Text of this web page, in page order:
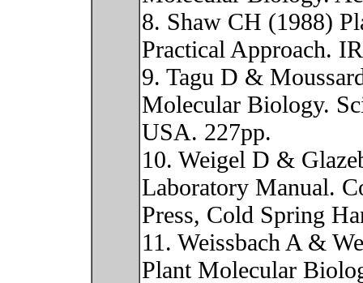
8. Shaw CH (1988)
Practical Approach.
9. Tagu D &
Molecular Biology.
USA. 227pp.
10. Weigel D &
Laboratory Manual.
Press, Cold Spring
11. Weissbach A &
Plant Molecular